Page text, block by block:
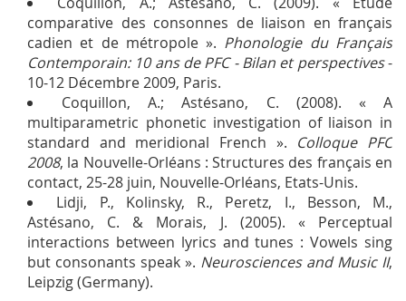
comparative des consonnes de liaison en français
cadien et de métropole ». Phonologie du Français
Contemporain: 10 ans de PFC - Bilan et perspectives-
10-12 Décembre 2009, Paris.
Coquillon, A.; Astésano, C. (2008). « A
multiparametric phonetic investigation of liaison in
standard and meridional French ». Colloque PFC
2008, la Nouvelle-Orléans : Structures des français en
contact, 25-28 juin, Nouvelle-Orléans, Etats-Unis.
Lidji, P., Kolinsky, R., Peretz, I., Besson, M.,
Astésano, C. & Morais, J. (2005). « Perceptual
interactions between lyrics and tunes : Vowels sing
but consonants speak ». Neurosciences and Music II,
Leipzig (Germany).